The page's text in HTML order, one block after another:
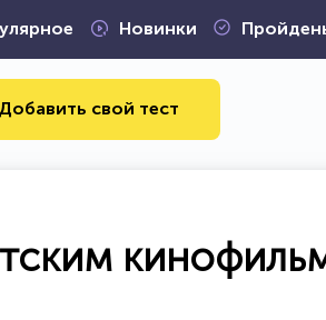
Новинки
Добавить свой тест